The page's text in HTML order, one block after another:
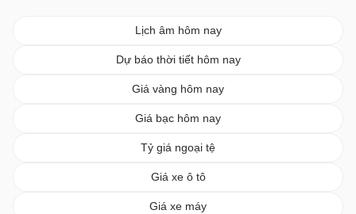
Lịch âm hôm nay
Dự báo thời tiết hôm nay
Giá vàng hôm nay
Giá bạc hôm nay
Tỷ giá ngoại tệ
Giá xe ô tô
Giá xe máy